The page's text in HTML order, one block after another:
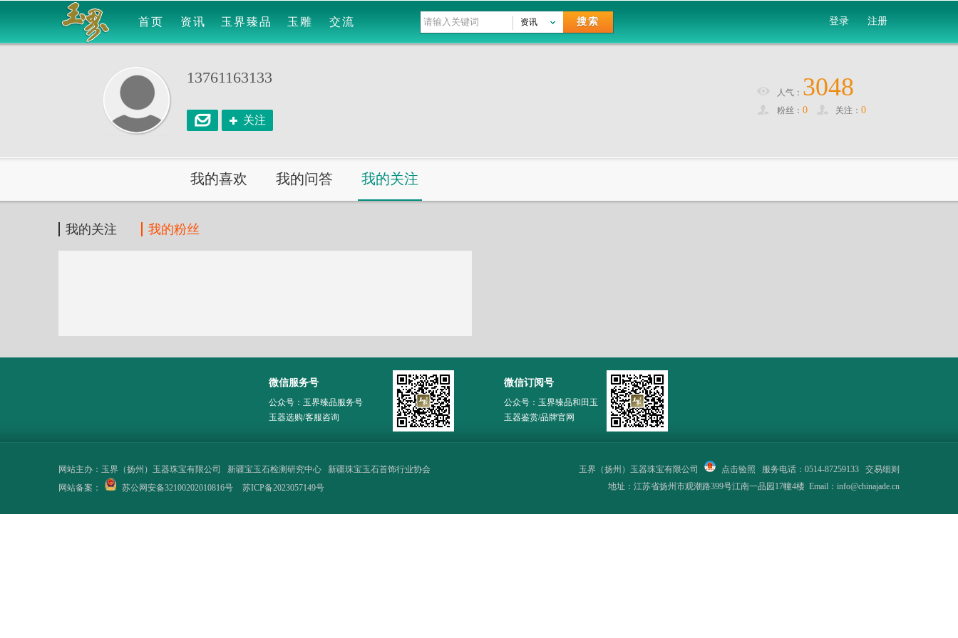
首页 资讯 玉界臻品 玉雕 交流 搜索
资讯 登录 注册
13761163133
关注
人气： 3048
粉丝： 0 关注： 0
我的喜欢 我的问答 我的关注
我的关注 我的粉丝
微信服务号
公众号：玉界臻品服务号
玉器选购/客服咨询
微信订阅号
公众号：玉界臻品和田玉
玉器鉴赏/品牌官网
玉界（扬州）玉器珠宝有限公司 点击验照 服务电话：0514-87259133 交易细则
地址：江苏省扬州市观潮路399号江南一品园17幢4楼 Email：info@chinajade.cn
网站主办： 玉界（扬州）玉器珠宝有限公司 新疆宝玉石检测研究中心
新疆珠宝玉石首饰行业协会
网站备案：
苏公网安备32100202010816号 苏ICP备2023057149号